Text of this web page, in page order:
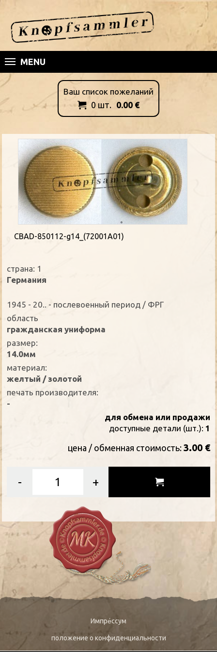
MENU
Ваш список пожеланий
 0 шт. 0.00 €
CBAD-850112-g14_(72001A01)
страна: 1
Германия
1945 - 20.. - послевоенный период / ФРГ
oбласть
гражданская униформа
размер:
14.0мм
материал:
желтый / золотой
печать производителя:
-
для обмена или продажи
доступные детали (шт.): 1
цена / oбменная стоимость: 3.00 €
- +
Импре́ссум
положение о конфиденциальности